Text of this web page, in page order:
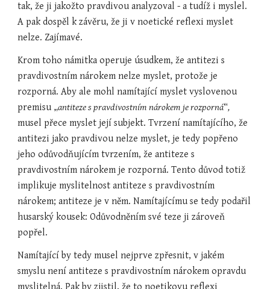
tak, že ji jakožto pravdivou analyzoval - a tudíž i myslel.
A pak dospěl k závěru, že ji v noetické reflexi myslet
nelze. Zajímavé.
Krom toho námitka operuje úsudkem, že antitezi s
pravdivostním nárokem nelze myslet, protože je
rozporná. Aby ale mohl namítající myslet vyslovenou
premisu „antiteze s pravdivostním nárokem je rozporná“,
musel přece myslet její subjekt. Tvrzení namítajícího, že
antitezi jako pravdivou nelze myslet, je tedy popřeno
jeho odůvodňujícím tvrzením, že antiteze s
pravdivostním nárokem je rozporná. Tento důvod totiž
implikuje myslitelnost antiteze s pravdivostním
nárokem; antiteze je v něm. Namítajícímu se tedy podařil
husarský kousek: Odůvodněním své teze ji zároveň
popřel.
Namítající by tedy musel nejprve zpřesnit, v jakém
smyslu není antiteze s pravdivostním nárokem opravdu